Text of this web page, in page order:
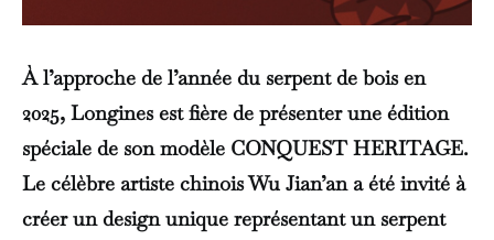
À l’approche de l’année du serpent de bois en
2025, Longines est fière de présenter une édition
spéciale de son modèle CONQUEST HERITAGE.
Le célèbre artiste chinois Wu Jian’an a été invité à
créer un design unique représentant un serpent